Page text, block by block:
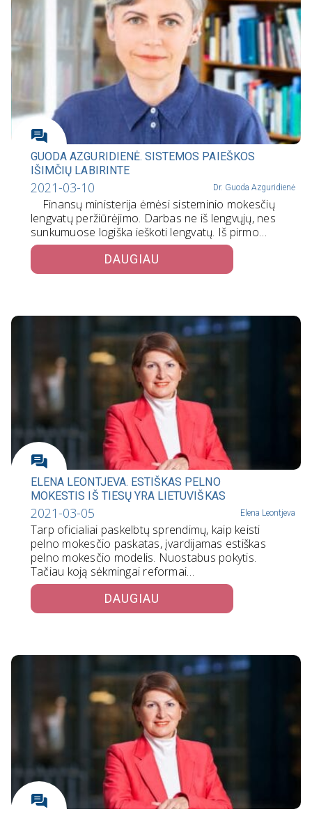
GUODA AZGURIDIENĖ. SISTEMOS PAIEŠKOS
IŠIMČIŲ LABIRINTE
2021-03-10 Dr. Guoda Azguridienė
Finansų ministerija ėmėsi sisteminio mokesčių
lengvatų peržiūrėjimo. Darbas ne iš lengvųjų, nes
sunkumuose logiška ieškoti lengvatų. Iš pirmo…
DAUGIAU
ELENA LEONTJEVA. ESTIŠKAS PELNO
MOKESTIS IŠ TIESŲ YRA LIETUVIŠKAS
2021-03-05 Elena Leontjeva
Tarp oficialiai paskelbtų sprendimų, kaip keisti
pelno mokesčio paskatas, įvardijamas estiškas
pelno mokesčio modelis. Nuostabus pokytis.
Tačiau koją sėkmingai reformai…
DAUGIAU